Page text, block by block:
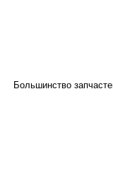
Большинство